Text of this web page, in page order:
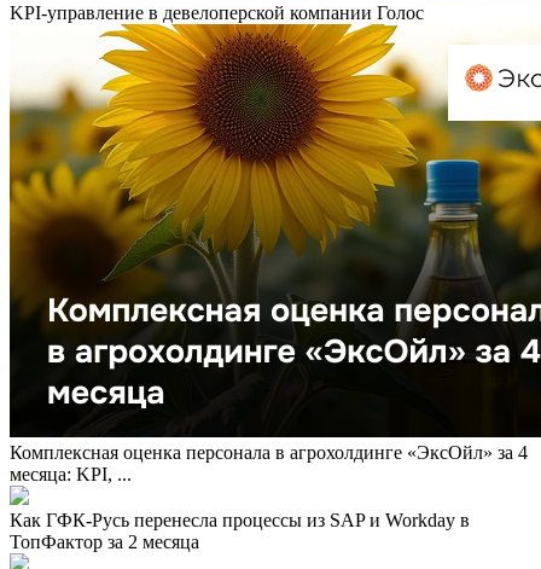
KPI-управление в девелоперской компании Голос
Комплексная оценка персонала в агрохолдинге «ЭксОйл» за 4
месяца: KPI, ...
Как ГФК-Русь перенесла процессы из SAP и Workday в
ТопФактор за 2 месяца